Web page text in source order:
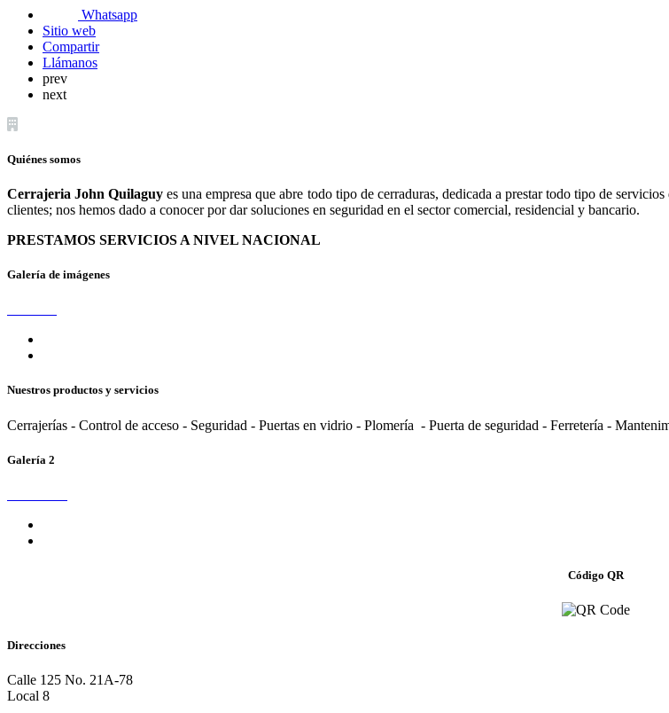
Whatsapp
Sitio web
Compartir
Llámanos
prev
next
Quiénes somos
Cerrajeria John Quilaguy es una empresa que abre todo tipo de cerraduras, dedicada a prestar todo tipo de
clientes; nos hemos dado a conocer por dar soluciones en seguridad en el sector comercial, residencial y bancario.
PRESTAMOS SERVICIOS A NIVEL NACIONAL
Galería de imágenes
Nuestros productos y servicios
Cerrajerías - Control de acceso - Seguridad - Puertas en vidrio - Plomería - Puerta de seguridad - Ferretería -
Galería 2
Código QR
Direcciones
Calle 125 No. 21A-78
Local 8